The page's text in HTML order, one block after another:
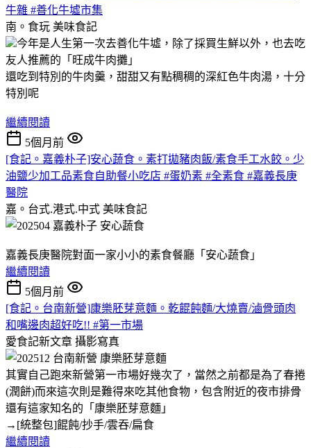
牛雜 #善化牛墟市集
南。食玩 美味食記
今年是人生第一次去善化牛墟，除了採買生鮮以外，也去吃
友人推薦的「旺成牛肉攤」
還吃到特別的牛肉羹，甜甜又有點稠稠的深紅色牛肉湯，十分
特別呢
繼續閱讀
5個月前
[食記。嘉義朴子]安心蔬食。素打拋豬肉飯/素食手工水餃。少
油鹽少加工品素食自助餐小吃店 #蛋奶素 #全素食 #嘉義長庚
醫院
嘉。台式.港式.中式 美味食記
嘉義長庚醫院對面一家小小的素食餐廳「安心蔬食」
繼續閱讀
5個月前
[食記。台南新營]康樂胚芽意麵。乾餛飩麵/大燒賣/滷骨頭肉
和嘴邊肉超好吃!! #第一市場
愛食記新文章 攝影寫真
其實自己跑來新營第一市場好幾次了，當然之前都是為了春捲
(潤餅)而來這次則是難得來吃其他食物，包含附近的夜市排骨
還有這家知名的「康樂胚芽意麵」
→[統整包]餛飩/抄手/雲吞/扁食
繼續閱讀